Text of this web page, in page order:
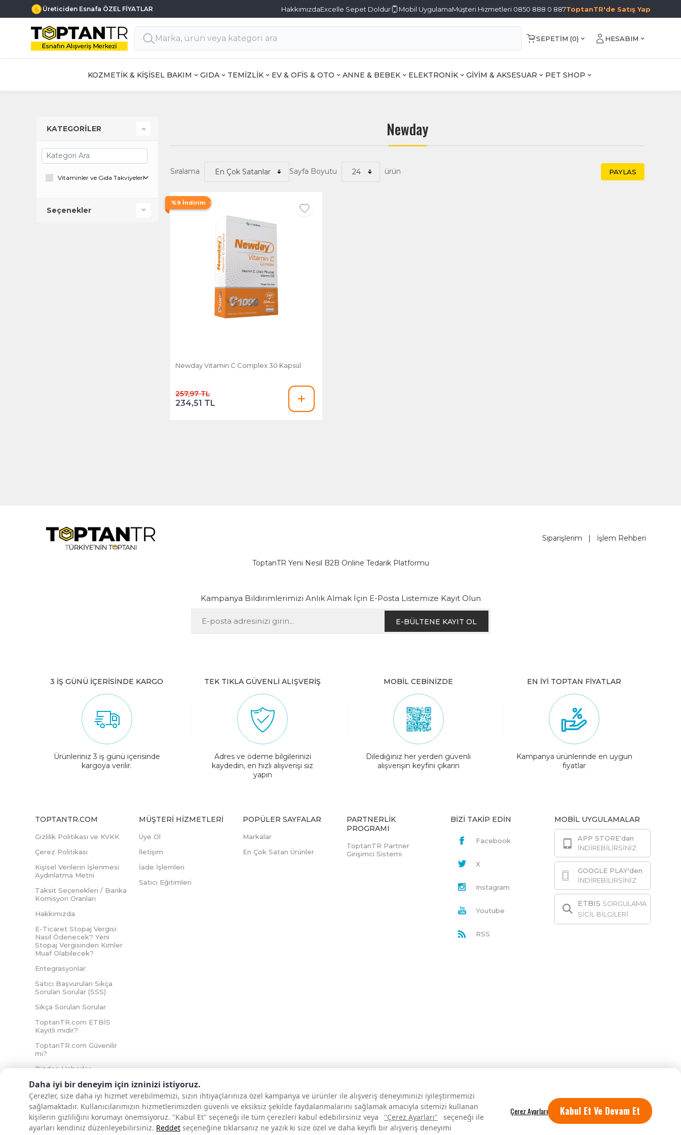
Daha iyi bir deneyim için izninizi istiyoruz.
Çerezler, size daha iyi hizmet verebilmemizi, sizin ihtiyaçlarınıza özel kampanya ve ürünler ile alışveriş deneyiminizi iyileştirmemizi
sağlamaktadır. Kullanıcılarımızın hizmetlerimizden güvenli ve eksiksiz şekilde faydalanmalarını sağlamak amacıyla sitemizi kullanan
kişilerin gizliliğini korumayı önemsiyoruz. "Kabul Et" seçeneği ile tüm çerezleri kabul edebilirsiniz veya
"Çerez Ayarları"
seçeneği ile
ayarları kendiniz düzenleyebilirsiniz. Reddet seçeneğine tıklarsanız ne yazık ki size özel ve daha keyifli bir alışveriş deneyimi
Kabul Et Ve Devam Et
Üreticiden Esnafa ÖZEL FİYATLAR HakkımızdaExcelle Sepet Doldur Mobil UygulamaMüşteri Hizmetleri 0850 888 0 887ToptanTR'de Satış Yap
SEPETIM (0) HESABIM
KOZMETİK & KİŞİSEL BAKIM GIDA TEMİZLİK EV & OFİS & OTO ANNE & BEBEK ELEKTRONİK GİYİM & AKSESUAR PET SHOP
Newday
Sıralama Sayfa Boyutu ürün PAYLAS
%9 İndirim
Newday Vitamin C Complex 30 Kapsül
257,97 TL
234,51 TL
KATEGORİLER
Vitaminler ve Gıda Takviyeleri
Seçenekler
Siparişlerim | İşlem Rehberi
ToptanTR Yeni Nesil B2B Online Tedarik Platformu
Kampanya Bildirimlerimizi Anlık Almak İçin E-Posta Listemize Kayıt Olun
E-BÜLTENE KAYIT OL
3 İŞ GÜNÜ İÇERİSİNDE KARGO
Ürünleriniz 3 iş günü içerisinde
kargoya verilir.
TEK TIKLA GÜVENLİ ALIŞVERİŞ
Adres ve ödeme bilgilerinizi
kaydedin, en hızlı alışverişi siz
yapın
MOBİL CEBİNİZDE
Dilediğiniz her yerden güvenli
alışverişin keyfini çıkarın
EN İYİ TOPTAN FİYATLAR
Kampanya ürünlerinde en uygun
fiyatlar
TOPTANTR.COM
Gizlilik Politikası ve KVKK
Çerez Politikası
Kişisel Verilerin İşlenmesi
Aydınlatma Metni
Taksit Seçenekleri / Banka
Komisyon Oranları
Hakkımızda
E-Ticaret Stopaj Vergisi:
Nasıl Ödenecek? Yeni
Stopaj Vergisinden Kimler
Muaf Olabilecek?
Entegrasyonlar
Satıcı Başvuruları Sıkça
Sorulan Sorular (SSS)
Sıkça Sorulan Sorular
ToptanTR.com ETBİS
Kayıtlı mıdır?
ToptanTR.com Güvenilir
mi?
Bizden Haberler
MÜŞTERI HIZMETLERI
Üye Ol
İletişim
İade İşlemleri
Satıcı Eğitimleri
POPÜLER SAYFALAR
Markalar
En Çok Satan Ürünler
PARTNERLIK
PROGRAMI
ToptanTR Partner
Girişimci Sistemi
BİZİ TAKİP EDİN
Facebook
X
Instagram
Youtube
RSS
MOBİL UYGULAMALAR
APP STORE'dan
İNDİREBİLİRSİNİZ
GOOGLE PLAY'den
İNDİREBİLİRSİNİZ
ETBIS SORGULAMA
SİCİL BİLGİLERİ
İNTERNETTE GÜVENLİ ALIŞVERİŞ
Tüm hakları saklıdır.